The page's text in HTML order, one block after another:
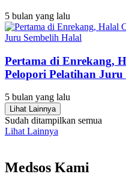
5 bulan yang lalu
Pertama di Enrekang,
Pelopori Pelatihan Juru
5 bulan yang lalu
Lihat Lainnya
Sudah ditampilkan semua
Lihat Lainnya
Medsos Kami